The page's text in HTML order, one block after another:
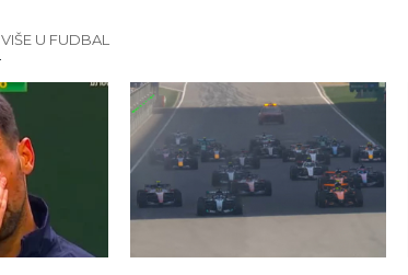
VIŠE U FUDBAL